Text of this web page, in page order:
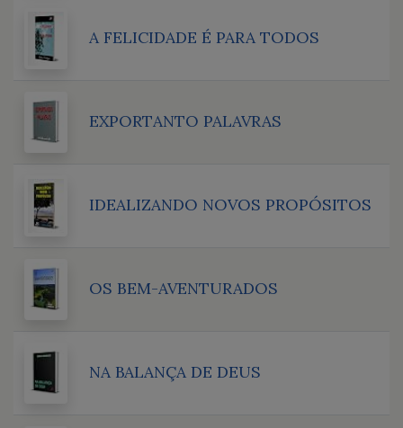
A FELICIDADE É PARA TODOS
EXPORTANTO PALAVRAS
IDEALIZANDO NOVOS PROPÓSITOS
OS BEM-AVENTURADOS
NA BALANÇA DE DEUS